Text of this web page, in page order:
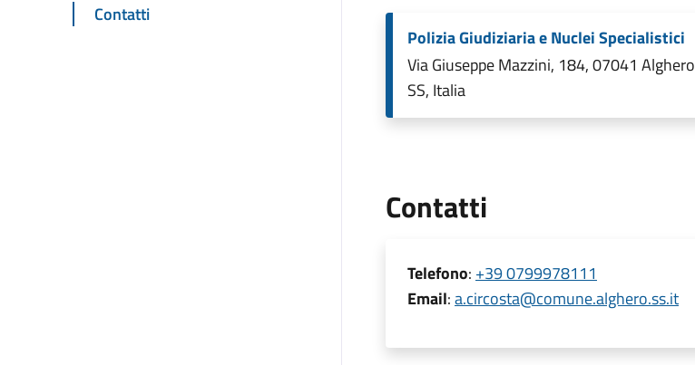
Contatti
Polizia Giudiziaria e Nuclei Specialistici
Via Giuseppe Mazzini, 184, 07041 Alghero
SS, Italia
Contatti
Telefono: +39 0799978111
Email:a.circosta@comune.alghero.ss.it